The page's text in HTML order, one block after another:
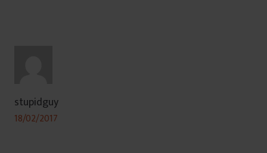
stupidguy
18/02/2017